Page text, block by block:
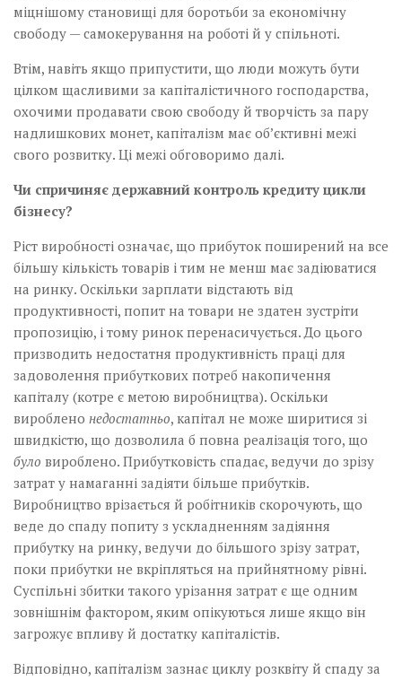
міцнішому становищі для боротьби за економічну
свободу — самокерування на роботі й у спільноті.
Втім, навіть якщо припустити, що люди можуть бути
цілком щасливими за капіталістичного господарства,
охочими продавати свою свободу й творчість за пару
надлишкових монет, капіталізм має об’єктивні межі
свого розвитку. Ці межі обговоримо далі.
Чи спричиняє державний контроль кредиту цикли
бізнесу?
Ріст виробності означає, що прибуток поширений на все
більшу кількість товарів і тим не менш має задіюватися
на ринку. Оскільки зарплати відстають від
продуктивності, попит на товари не здатен зустріти
пропозицію, і тому ринок перенасичується. До цього
призводить недостатня продуктивність праці для
задоволення прибуткових потреб накопичення
капіталу (котре є метою виробництва). Оскільки
вироблено недостатньо, капітал не може ширитися зі
швидкістю, що дозволила б повна реалізація того, що
було вироблено. Прибутковість спадає, ведучи до зрізу
затрат у намаганні задіяти більше прибутків.
Виробництво врізається й робітників скорочують, що
веде до спаду попиту з ускладненням задіяння
прибутку на ринку, ведучи до більшого зрізу затрат,
поки прибутки не вкріпляться на прийнятному рівні.
Суспільні збитки такого урізання затрат є ще одним
зовнішнім фактором, яким опікуються лише якщо він
загрожує впливу й достатку капіталістів.
Відповідно, капіталізм зазнає циклу розквіту й спаду за